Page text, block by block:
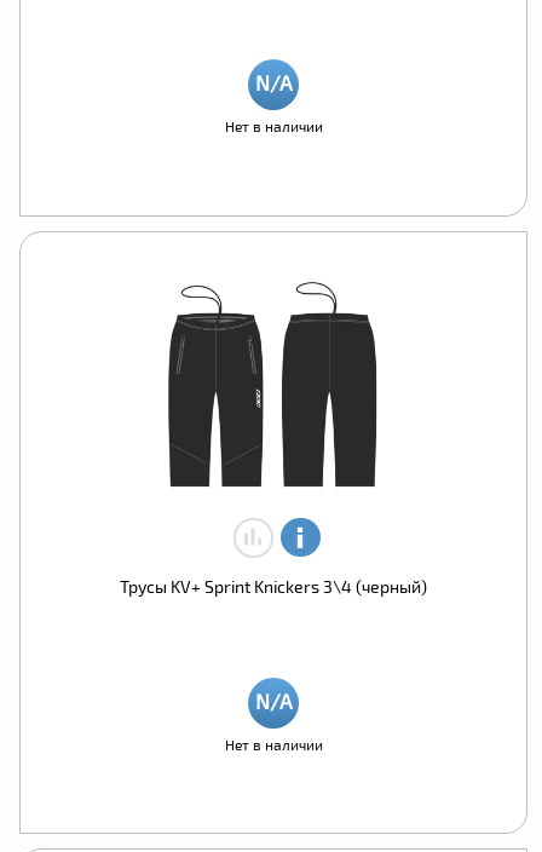
Нет в наличии
Трусы KV+ Sprint Knickers 3\4 (черный)
Нет в наличии